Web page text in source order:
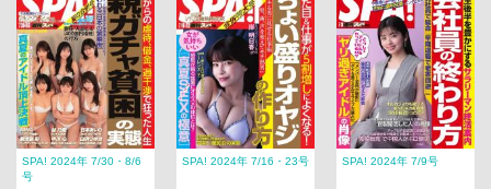
SPA! 2024年 7/30・8/6
号
SPA! 2024年 7/16・23号 SPA! 2024年 7/9号